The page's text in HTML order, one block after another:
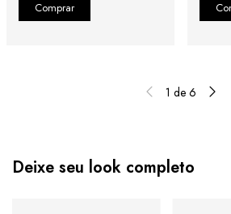
1 de 6
Deixe seu look completo